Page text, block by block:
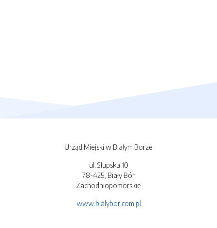
Urząd Miejski w Białym Borze
ul. Słupska 10
78-425, Biały Bór
Zachodniopomorskie
www.bialybor.com.pl